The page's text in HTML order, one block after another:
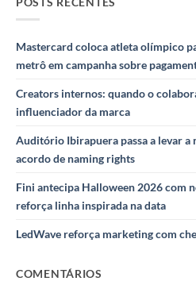
Mastercard coloca atleta olímpico
metrô em campanha sobre
Creators internos: quando o
influenciador da marca
Auditório Ibirapuera passa a levar a
acordo de naming rights
Fini antecipa Halloween 2026 com
reforça linha inspirada na data
LedWave reforça marketing com
COMENTÁRIOS